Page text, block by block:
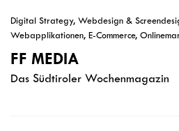
Digital Strategy, Webdesign &
Webapplikationen, E-Commerce,
FF MEDIA
Das Südtiroler Wochenmagazin